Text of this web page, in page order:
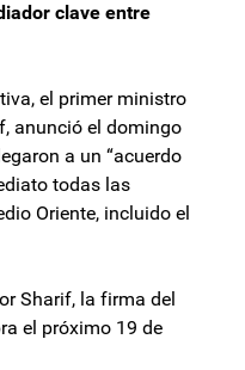
clave entre
el primer ministro
anunció el domingo
a un “acuerdo
todas las
Oriente, incluido el
Sharif, la firma del
el próximo 19 de